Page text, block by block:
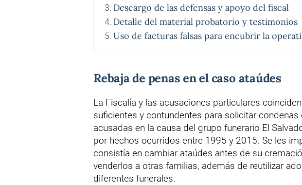
Descargo de las defensas y apoyo del fiscal
Detalle del material probatorio y testimonios
Uso de facturas falsas para encubrir la
Rebaja de penas en el caso ataúdes
La Fiscalía y las acusaciones particulares
suficientes y contundentes para solicitar
acusadas en la causa del grupo funerario El
por hechos ocurridos entre 1995 y 2015. Se les
consistía en cambiar ataúdes antes de su
venderlos a otras familias, además de reutilizar
diferentes funerales.